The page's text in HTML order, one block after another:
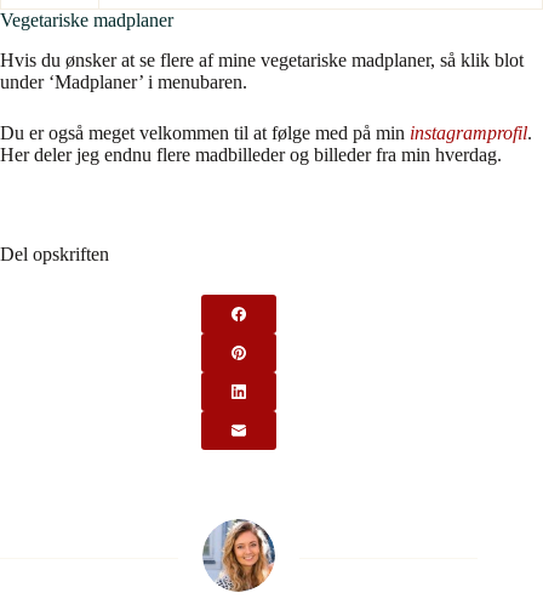
Vegetariske madplaner
Hvis du ønsker at se flere af mine vegetariske madplaner, så klik blot
under ‘Madplaner’ i menubaren.
Du er også meget velkommen til at følge med på min instagramprofil.
Her deler jeg endnu flere madbilleder og billeder fra min hverdag.
Del opskriften